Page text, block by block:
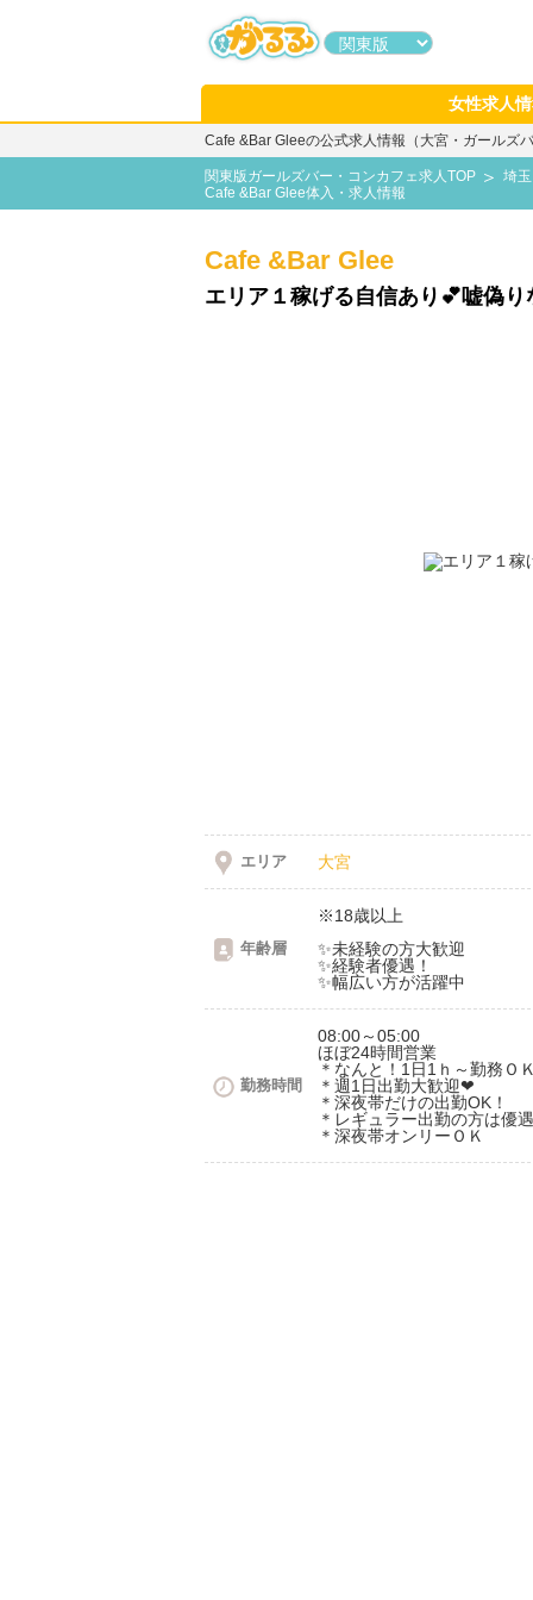
女性求人
Cafe &Bar Gleeの公式求人情報（大宮・ガールズ
関東版ガールズバー・コンカフェ求人TOP
埼
Cafe &Bar Glee体入・求人情報
Cafe &Bar Glee
エリア１稼げる自信あり💕嘘偽
エリア 大宮
年齢層
※18歳以上
✨未経験の方大歓迎
✨経験者優遇！
✨幅広い方が活躍中
勤務時間
08:00～05:00
ほぼ24時間営業
＊なんと！1日1ｈ～勤務Ｏ
＊週1日出勤大歓迎❤
＊深夜帯だけの出勤OK！
＊レギュラー出勤の方は優
＊深夜帯オンリーＯＫ